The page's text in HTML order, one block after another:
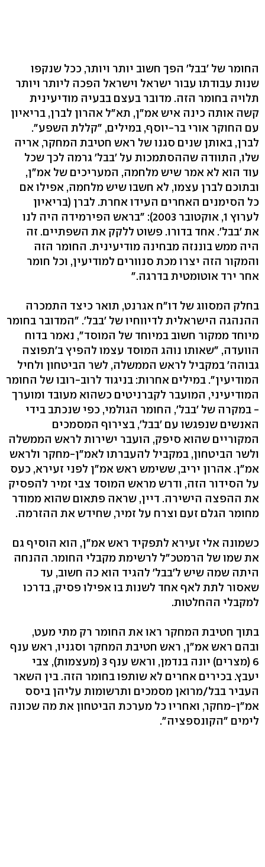
החומר של 'בבל' הפך חשוב יותר ויותר, ככל שנקפו
שנות עבודתו עבור ישראל וישראל הפכה ליותר ויותר
תלויה בחומר הזה. מדובר בעצם בבעיה מודיעינית
קשה אותה כינה איש אמ"ן, תא"ל אהרון לברן, בריאיון
עם החוקר אורי בר-יוסף, במילים, "קללת השפע".
לברן, באותן שנים סגנו של ראש חטיבת המחקר, אריה
שלו, התוודה שההסתמכות על 'בבל' גרמה לכך שכל
עוד הוא לא אמר שיש מלחמה, המעריכים של אמ"ן,
ובתוכם לברן עצמו, לא חשבו שיש מלחמה, אפילו אם
כל הסימנים האחרים העידו אחרת. לברן (בריאיון
לערוץ 1, אוקטובר 2003): "בראש הפירמידה היה לנו
את 'בבל'. אחד בדורו. פשוט ללקק את השפתיים. זה
היה ממש בוננזה מבחינה מודיעינית. החומר הזה
והמקור הזה יצרו מכת סנוורים למודיעין, וכל חומר
אחר ירד אוטומטית בדרגה."
בחלק המסווג של דו"ח אגרנט, תואר כיצד התמכרה
ההנהגה הישראלית לדיווחיו של 'בבל'. "המדובר בחומר
מיוחד ממקור חשוב במיוחד של המוסד", נאמר בדוח
הוועדה, "שאותו נוהג המוסד עצמו להפיץ ב'תפוצה
גבוהה' במקביל לראש הממשלה, לשר הביטחון ולחיל
המודיעין". במילים אחרות: בניגוד לרוב-רובו של החומר
המודיעיני, המועבר לקברניטים כשהוא מעובד ומוערך
- במקרה של 'בבל', החומר הגולמי, כפי שנכתב בידי
האנשים שנפגשו עם 'בבל', בצירוף המסמכים
המקוריים שהוא סיפק, הועבר ישירות לראש הממשלה
ולשר הביטחון, במקביל להעברתו לאמ"ן-מחקר ולראש
אמ"ן. אהרון יריב, ששימש ראש אמ"ן לפני זעירא, כעס
על הסידור הזה, ודרש מראש המוסד צבי זמיר להפסיק
את ההפצה הישירה. דיין, שראה פתאום שהוא ממודר
מחומר הגלם זעם וצרח על זמיר, שחידש את ההזרמה.
כשמונה אלי זעירא לתפקיד ראש אמ"ן, הוא הוסיף גם
את שמו של הרמטכ"ל לרשימת מקבלי החומר. ההנחה
היתה שמה שיש ל'בבל' להגיד הוא כה חשוב, עד
שאסור לתת לאף אחד לשנות בו אפילו פסיק, בדרכו
למקבלי ההחלטות.
בתוך חטיבת המחקר ראו את החומר רק מתי מעט,
ובהם ראש אמ"ן, ראש חטיבת המחקר וסגניו, ראש ענף
6 (מצרים) יונה בנדמן, וראש ענף 3 (מעצמות), צבי
יעבץ. בכירים אחרים לא שותפו בחומר הזה. בין השאר
העביר בבל/מרואן מסמכים ותרשומות עליהן ביסס
אמ"ן-מחקר, ואחריו כל מערכת הביטחון את מה שכונה
לימים "הקונספציה".